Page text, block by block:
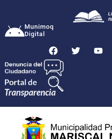
Munimoq
Digital